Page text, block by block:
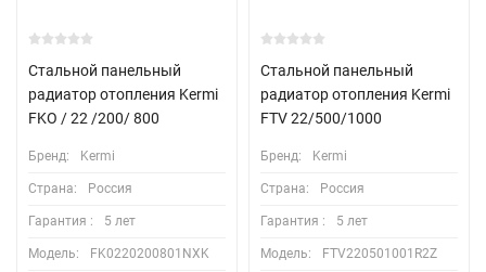
Стальной панельный
радиатор отопления Kermi
FKO / 22 /200/ 800
Бренд: Kermi
Страна: Россия
Гарантия : 5 лет
Модель: FK0220200801NXK
Стальной панельный
радиатор отопления Kermi
FTV 22/500/1000
Бренд: Kermi
Страна: Россия
Гарантия : 5 лет
Модель: FTV220501001R2Z